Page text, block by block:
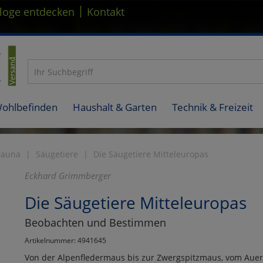
entdecken | Kontakt
Haushalt & Garten Technik & Freizeit
Säugetiere Die Säugetiere Mitteleuropas
Eckhard Grimmberger
Die Säugetiere Mitteleuropas
Beobachten und Bestimmen
Artikelnummer: 4941645
Von der Alpenfledermaus bis zur Zwergspitzmaus, vom